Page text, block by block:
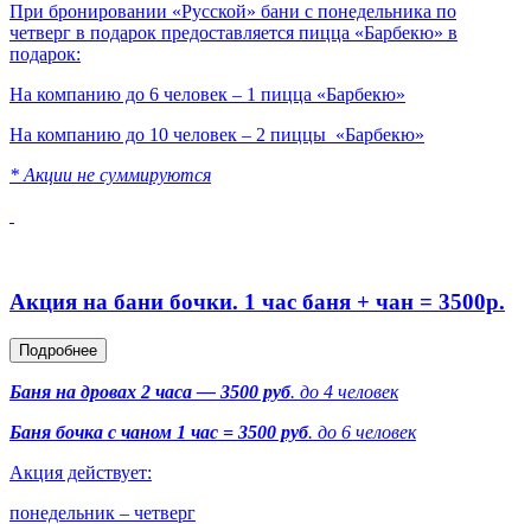
При бронировании «Русской» бани с понедельника по
четверг в подарок предоставляется пицца «Барбекю» в
подарок:
На компанию до 6 человек – 1 пицца «Барбекю»
На компанию до 10 человек – 2 пиццы «Барбекю»
* Акции не суммируются
Акция на бани бочки. 1 час баня + чан = 3500р.
Подробнее
Баня на дровах 2 часа — 3500 руб. до 4 человек
Баня бочка с чаном 1 час = 3500 руб. до 6 человек
Акция действует:
понедельник – четверг